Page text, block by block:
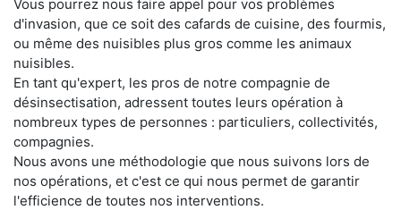
Vous pourrez nous faire appel pour vos problèmes
d'invasion, que ce soit des cafards de cuisine, des fourmis,
ou même des nuisibles plus gros comme les animaux
nuisibles.
En tant qu'expert, les pros de notre compagnie de
désinsectisation, adressent toutes leurs opération à
nombreux types de personnes : particuliers, collectivités,
compagnies.
Nous avons une méthodologie que nous suivons lors de
nos opérations, et c'est ce qui nous permet de garantir
l'efficience de toutes nos interventions.